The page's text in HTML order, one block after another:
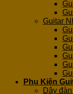
Guitar
Phụ Kiện
Dây